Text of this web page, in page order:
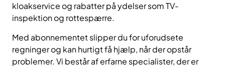
kloakservice og rabatter på ydelser som TV-
inspektion og rottespærre.
Med abonnementet slipper du for uforudsete
regninger og kan hurtigt få hjælp, når der opstår
problemer. Vi består af erfarne specialister, der er